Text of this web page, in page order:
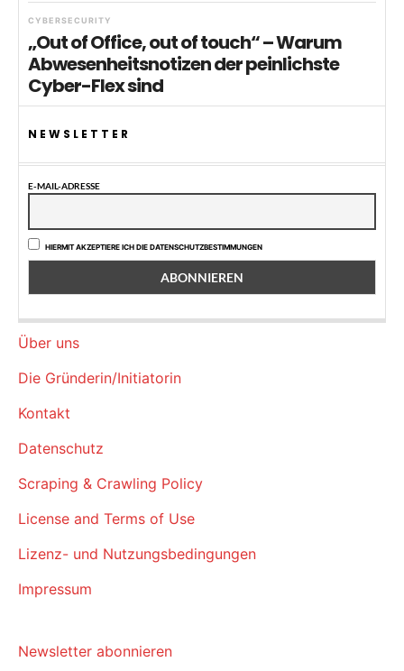
CYBERSECURITY
„Out of Office, out of touch“ – Warum
Abwesenheitsnotizen der peinlichste
Cyber-Flex sind
NEWSLETTER
E-MAIL-ADRESSE
HIERMIT AKZEPTIERE ICH DIE DATENSCHUTZBESTIMMUNGEN
Über uns
Die Gründerin/Initiatorin
Kontakt
Datenschutz
Scraping & Crawling Policy
License and Terms of Use
Lizenz- und Nutzungsbedingungen
Impressum
Newsletter abonnieren